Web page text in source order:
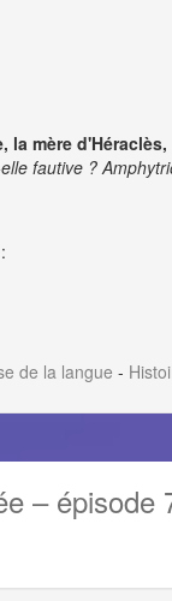
mère
fautive ?
de la langue -
–